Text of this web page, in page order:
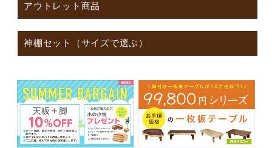
アウトレット商品
神棚セット（サイズで選ぶ）